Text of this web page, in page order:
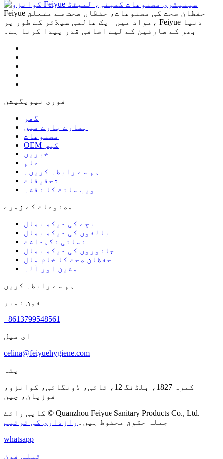
Feiyue حفظان صحت کی مصنوعات، حفظان صحت سے متعلق
مواد میں ایک عالمی سپلائر کے طور پر، Feiyue دنیا
بھر کے صارفین کے لیے اضافی قدر پیدا کرنا ہے۔
فوری نیویگیشن
گھر
ہمارے بارے میں
مصنوعات
OEM کیس
خبریں
علم
ہم سے رابطہ کریں۔
تحقیقات
ویب سائٹ کا نقشہ
مصنوعات کے زمرے
بچے کی دیکھ بھال
بالغوں کی دیکھ بھال
نسائی نگہداشت
جانوروں کی دیکھ بھال
حفظان صحت کا خام مال
مشین اور آلہ
ہم سے رابطہ کریں
فون نمبر
+8613799548561
ای میل
celina@feiyuehygiene.com
پتہ
کمرہ 1827، بلڈنگ 12، تائی، ڈونگائی، کوانزو،
فوزیان، چین
کاپی رائٹ © Quanzhou Feiyue Sanitary Products Co., Ltd.
جملہ حقوق محفوظ ہیں۔
رازداری کی ترتیب
whatsapp
ٹیلی فون